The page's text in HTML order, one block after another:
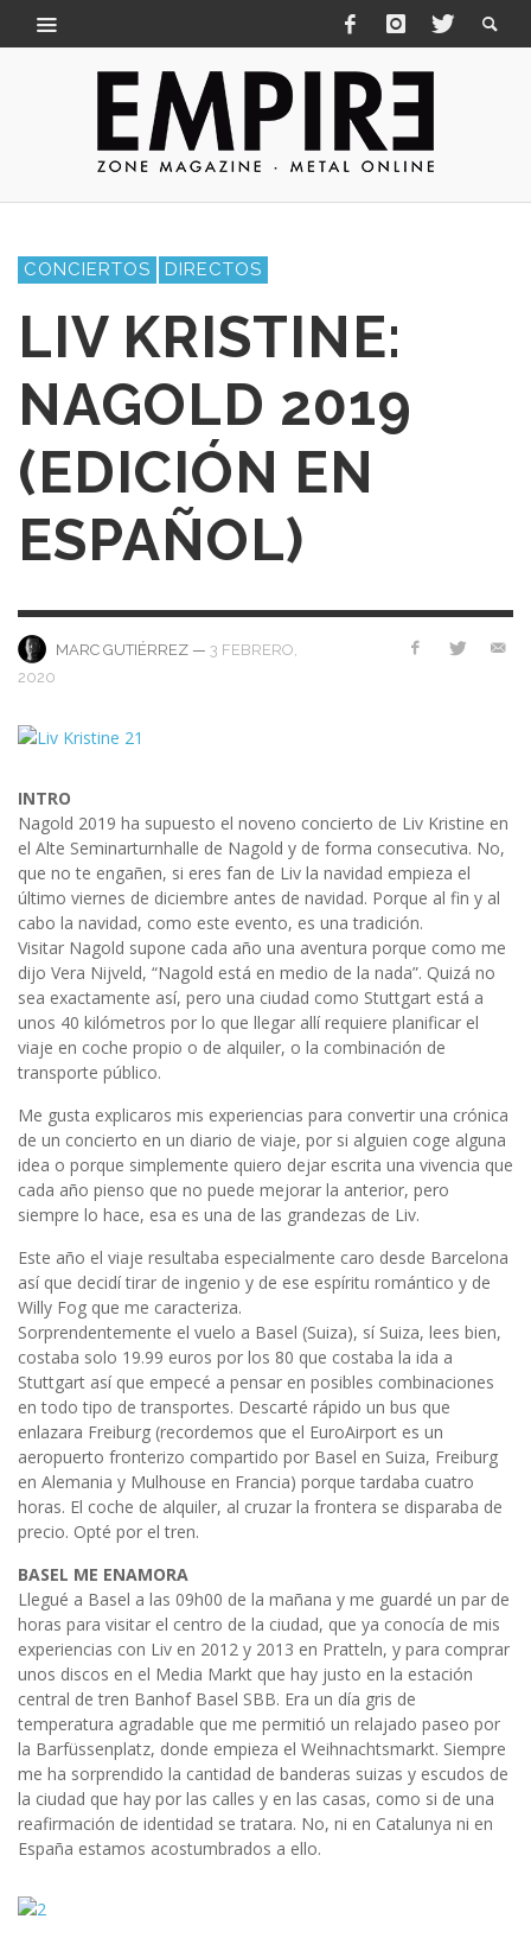
CONCIERTOS DIRECTOS
LIV KRISTINE:
NAGOLD 2019
(EDICIÓN EN
ESPAÑOL)
MARC GUTIÉRREZ — 3 FEBRERO,
2020
INTRO
Nagold 2019 ha supuesto el noveno concierto de Liv Kristine en
el Alte Seminarturnhalle de Nagold y de forma consecutiva. No,
que no te engañen, si eres fan de Liv la navidad empieza el
último viernes de diciembre antes de navidad. Porque al fin y al
cabo la navidad, como este evento, es una tradición.
Visitar Nagold supone cada año una aventura porque como me
dijo Vera Nijveld, “Nagold está en medio de la nada”. Quizá no
sea exactamente así, pero una ciudad como Stuttgart está a
unos 40 kilómetros por lo que llegar allí requiere planificar el
viaje en coche propio o de alquiler, o la combinación de
transporte público.
Me gusta explicaros mis experiencias para convertir una crónica
de un concierto en un diario de viaje, por si alguien coge alguna
idea o porque simplemente quiero dejar escrita una vivencia que
cada año pienso que no puede mejorar la anterior, pero
siempre lo hace, esa es una de las grandezas de Liv.
Este año el viaje resultaba especialmente caro desde Barcelona
así que decidí tirar de ingenio y de ese espíritu romántico y de
Willy Fog que me caracteriza.
Sorprendentemente el vuelo a Basel (Suiza), sí Suiza, lees bien,
costaba solo 19.99 euros por los 80 que costaba la ida a
Stuttgart así que empecé a pensar en posibles combinaciones
en todo tipo de transportes. Descarté rápido un bus que
enlazara Freiburg (recordemos que el EuroAirport es un
aeropuerto fronterizo compartido por Basel en Suiza, Freiburg
en Alemania y Mulhouse en Francia) porque tardaba cuatro
horas. El coche de alquiler, al cruzar la frontera se disparaba de
precio. Opté por el tren.
BASEL ME ENAMORA
Llegué a Basel a las 09h00 de la mañana y me guardé un par de
horas para visitar el centro de la ciudad, que ya conocía de mis
experiencias con Liv en 2012 y 2013 en Pratteln, y para comprar
unos discos en el Media Markt que hay justo en la estación
central de tren Banhof Basel SBB. Era un día gris de
temperatura agradable que me permitió un relajado paseo por
la Barfüssenplatz, donde empieza el Weihnachtsmarkt. Siempre
me ha sorprendido la cantidad de banderas suizas y escudos de
la ciudad que hay por las calles y en las casas, como si de una
reafirmación de identidad se tratara. No, ni en Catalunya ni en
España estamos acostumbrados a ello.